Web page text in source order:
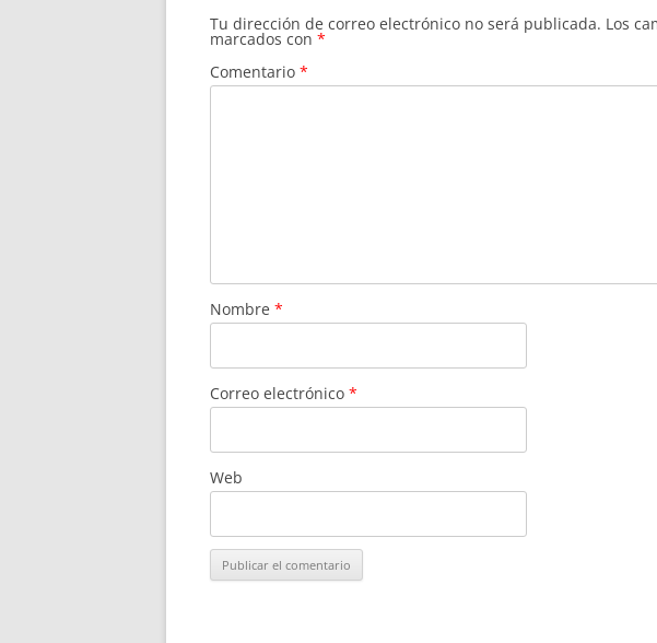
Tu dirección de correo electrónico no será publicada. Los
marcados con *
Comentario *
Nombre *
Correo electrónico *
Web